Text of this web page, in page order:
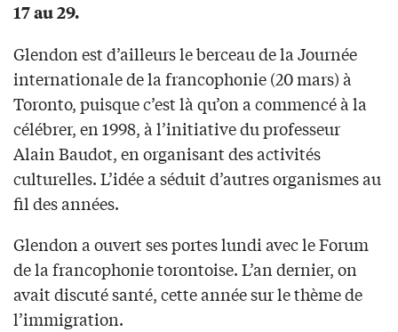
17 au 29.
Glendon est d’ailleurs le berceau de la Journée
internationale de la francophonie (20 mars) à
Toronto, puisque c’est là qu’on a commencé à la
célébrer, en 1998, à l’initiative du professeur
Alain Baudot, en organisant des activités
culturelles. L’idée a séduit d’autres organismes au
fil des années.
Glendon a ouvert ses portes lundi avec le Forum
de la francophonie torontoise. L’an dernier, on
avait discuté santé, cette année sur le thème de
l’immigration.